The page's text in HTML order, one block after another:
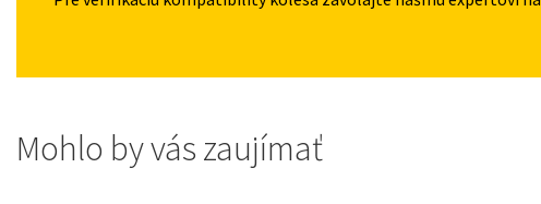
Mohlo by vás zaujímať